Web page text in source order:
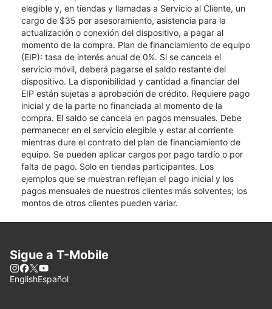
elegible y, en tiendas y llamadas a Servicio al Cliente, un
cargo de $35 por asesoramiento, asistencia para la
actualización o conexión del dispositivo, a pagar al
momento de la compra. Plan de financiamiento de equipo
(EIP): tasa de interés anual de 0%. Si se cancela el
servicio móvil, deberá pagarse el saldo restante del
dispositivo. La disponibilidad y cantidad a financiar del
EIP están sujetas a aprobación de crédito. Requiere pago
inicial y de la parte no financiada al momento de la
compra. El saldo se cancela en pagos mensuales. Debe
permanecer en el servicio elegible y estar al corriente
mientras dure el contrato del plan de financiamiento de
equipo. Se pueden aplicar cargos por pago tardío o por
falta de pago. Solo en tiendas participantes. Los
ejemplos que se muestran reflejan el pago inicial y los
pagos mensuales de nuestros clientes más solventes; los
montos de otros clientes pueden variar.